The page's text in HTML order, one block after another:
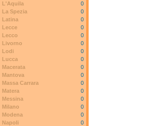
L'Aquila
0
La Spezia
0
Latina
0
Lecce
0
Lecco
0
Livorno
0
Lodi
0
Lucca
0
Macerata
0
Mantova
0
Massa Carrara
0
Matera
0
Messina
0
Milano
0
Modena
0
Napoli
0